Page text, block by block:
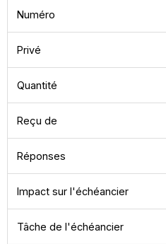
Numéro
Privé
Quantité
Reçu de
Réponses
Impact sur l'échéancier
Tâche de l'échéancier